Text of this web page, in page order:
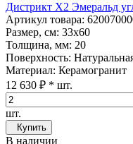
Дистрикт Х2 Эмеральд
Артикул товара:
Размер, см: 33x60
Толщина, мм: 20
Поверхность:
Материал: Керамогранит
12 630 ₽ * шт.
шт.
Купить
В наличии